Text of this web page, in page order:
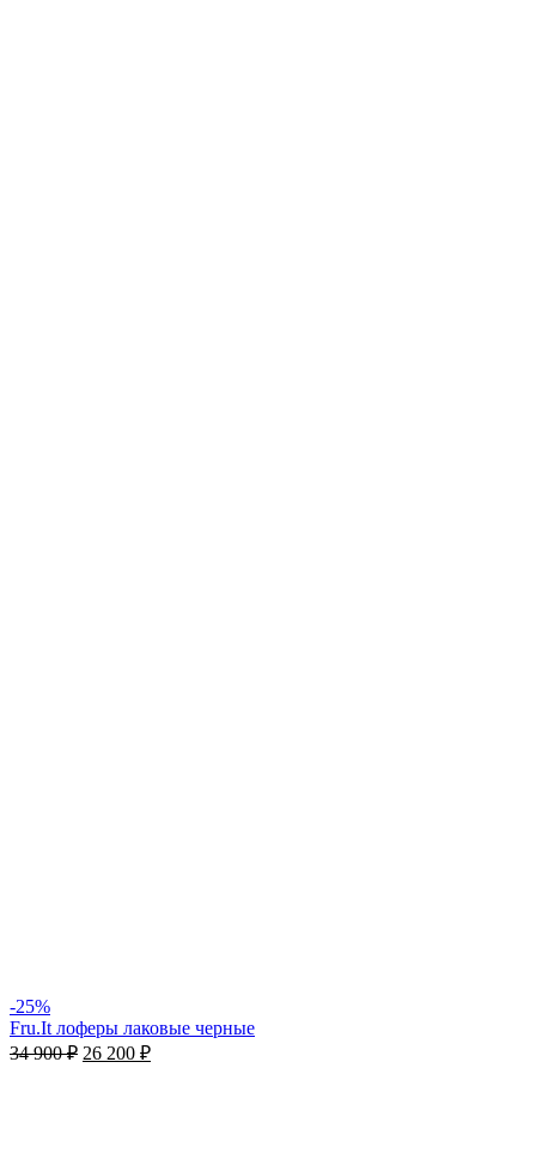
-25%
Fru.It лоферы лаковые черные
34 900₽ 26 200 ₽